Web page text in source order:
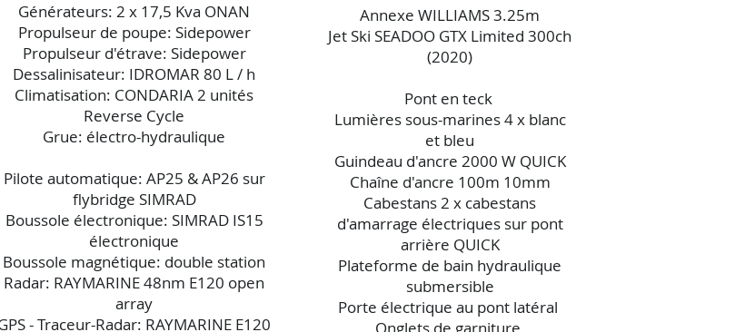
Générateurs: 2 x 17,5 Kva ONAN
Propulseur de poupe: Sidepower
Propulseur d'étrave: Sidepower
Dessalinisateur: IDROMAR 80 L / h
Climatisation: CONDARIA 2 unités
Reverse Cycle
Grue: électro-hydraulique
Pilote automatique: AP25 & AP26 sur
flybridge SIMRAD
Boussole électronique: SIMRAD IS15
électronique
Boussole magnétique: double station
Radar: RAYMARINE 48nm E120 open
array
- Traceur-Radar: RAYMARINE E120
Annexe WILLIAMS 3.25m
Jet Ski SEADOO GTX Limited 300ch
(2020)
Pont en teck
Lumières sous-marines 4 x blanc
et bleu
Guindeau d'ancre 2000 W QUICK
Chaîne d'ancre 100m 10mm
Cabestans 2 x cabestans
d'amarrage électriques sur pont
arrière QUICK
Plateforme de bain hydraulique
submersible
Porte électrique au pont latéral